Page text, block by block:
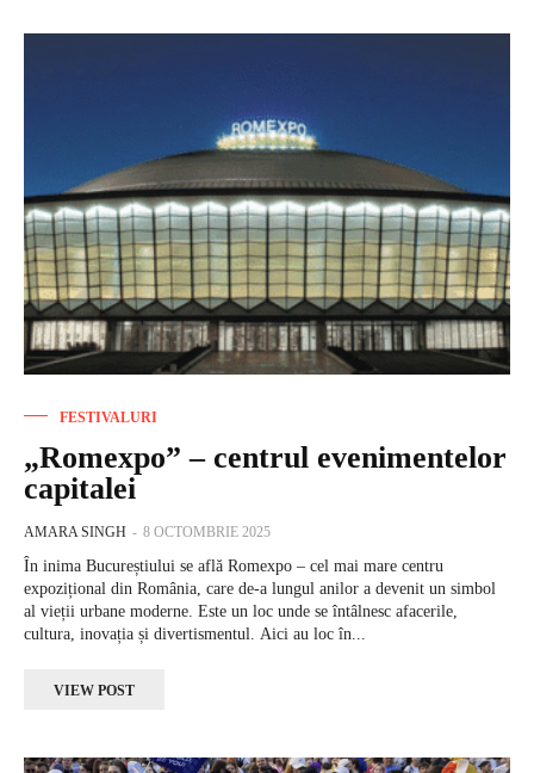
FESTIVALURI
„Romexpo” – centrul evenimentelor
capitalei
AMARA SINGH - 8 OCTOMBRIE 2025
În inima Bucureștiului se află Romexpo – cel mai mare centru
expozițional din România, care de-a lungul anilor a devenit un simbol
al vieții urbane moderne. Este un loc unde se întâlnesc afacerile,
cultura, inovația și divertismentul. Aici au loc în...
VIEW POST